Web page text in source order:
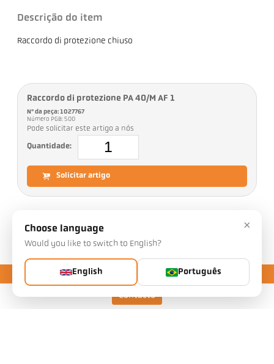
Contacto
Descrição do item
Raccordo di protezione chiuso
Raccordo di protezione PA 40/M AF 1
Nº da peça: 1027767
Número PGB: 500
Pode solicitar este artigo a nós
Quantidade:
Solicitar artigo
Downloads
×
Choose language
Would you like to switch to English?
English Português